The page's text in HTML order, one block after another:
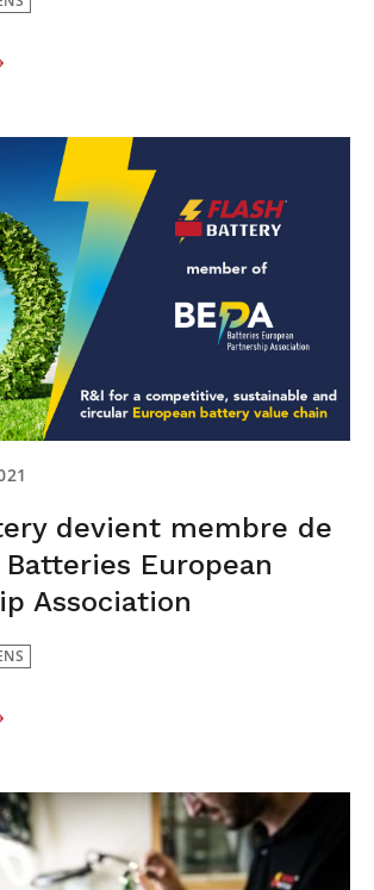
devient membre de
Batteries European
Association